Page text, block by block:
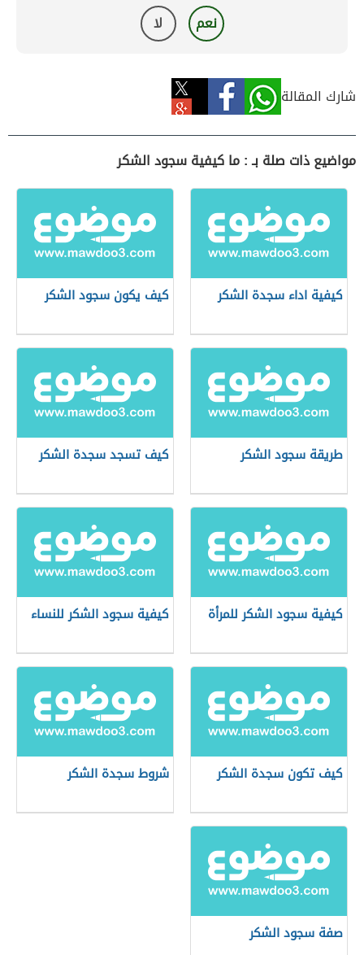
نعم لا
شارك المقالة
مواضيع ذات صلة بـ : ما كيفية سجود الشكر
كيفية اداء سجدة الشكر كيف يكون سجود الشكر
طريقة سجود الشكر كيف تسجد سجدة الشكر
كيفية سجود الشكر للمرأة كيفية سجود الشكر للنساء
كيف تكون سجدة الشكر شروط سجدة الشكر
صفة سجود الشكر